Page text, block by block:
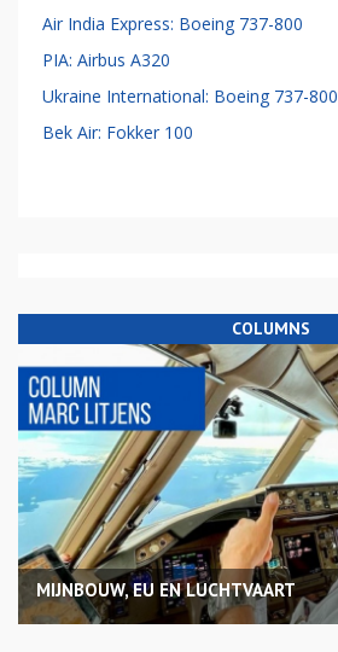
Air India Express: Boeing 737-800
PIA: Airbus A320
Ukraine International: Boeing 737-800
Bek Air: Fokker 100
COLUMNS
MIJNBOUW, EU EN LUCHTVAART